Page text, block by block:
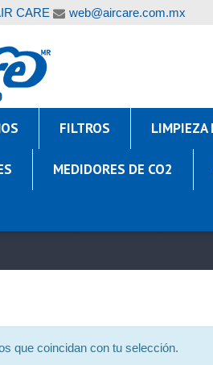
CARE web@aircare.com.mx
FILTROS LIMPIEZA
MEDIDORES DE CO2
que coincidan con tu selección.